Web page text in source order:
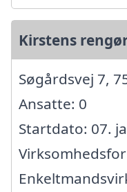
Kirstens
Søgårdsvej 7,
Ansatte: 0
Startdato: 07.